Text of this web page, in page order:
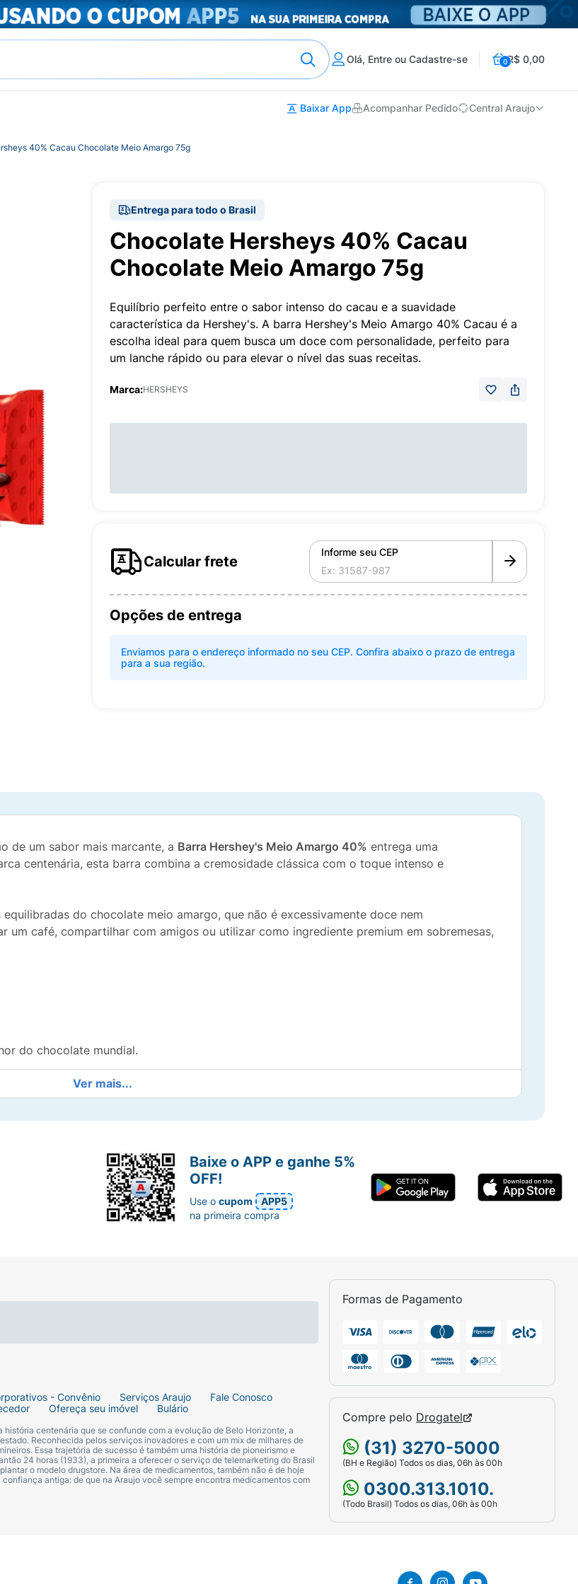
Olá, Entre ou Cadastre-se 0R$ 0,00
Baixar App Acompanhar Pedido Central Araujo
40% Cacau Chocolate Meio Amargo 75g
Entrega para todo o Brasil
Chocolate Hersheys 40% Cacau
Chocolate Meio Amargo 75g
Equilíbrio perfeito entre o sabor intenso do cacau e a suavidade
característica da Hershey's. A barra Hershey's Meio Amargo 40% Cacau é a
escolha ideal para quem busca um doce com personalidade, perfeito para
um lanche rápido ou para elevar o nível das suas receitas.
Marca:HERSHEYS
Calcular frete
Informe seu CEP
Opções de entrega
Enviamos para o endereço informado no seu CEP. Confira abaixo o prazo de entrega
para a sua região.
de um sabor mais marcante, a Barra Hershey's Meio Amargo 40% entrega uma
centenária, esta barra combina a cremosidade clássica com o toque intenso e
do chocolate meio amargo, que não é excessivamente doce nem
um café, compartilhar com amigos ou utilizar como ingrediente premium em sobremesas,
do chocolate mundial.
ou mochila.
de tamanho, reduzindo de 82g para 75g (redução de 7g ou 8,5%).
Ver mais...
- Convênio Serviços Araujo
Fale Conosco
Ofereça seu imóvel Bulário
centenária que se confunde com a evolução de Belo Horizonte, a
Reconhecida pelos serviços inovadores e com um mix de milhares de
Essa trajetória de sucesso é também uma história de pioneirismo e
24 horas (1933), a primeira a oferecer o serviço de telemarketing do Brasil
o modelo drugstore. Na área de medicamentos, também não é de hoje
antiga: de que na Araujo você sempre encontra medicamentos com
Formas de Pagamento
Compre pelo Drogatel
(31) 3270-5000
(BH e Região) Todos os dias, 06h às 00h
0300.313.1010.
(Todo Brasil) Todos os dias, 06h às 00h
Baixe o APP e ganhe 5%
OFF!
Use ocupom
APP5
na primeira compra